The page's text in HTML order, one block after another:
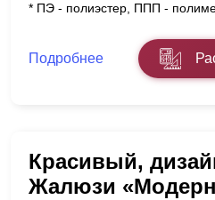
* ПЭ - полиэстер, ППП -
Подробнее
Красивый,
Жалюзи